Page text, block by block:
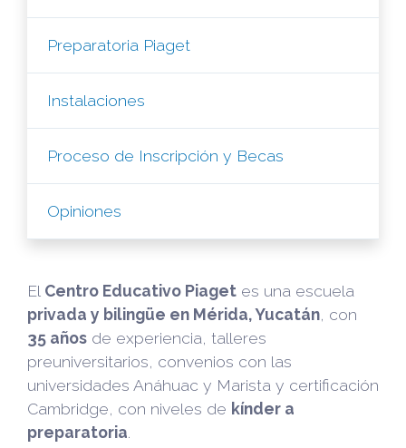
Preparatoria Piaget
Instalaciones
Proceso de Inscripción y Becas
Opiniones
El Centro Educativo Piaget es una escuela
privada y bilingüe en Mérida, Yucatán , con
35 años de experiencia, talleres
preuniversitarios, convenios con las
universidades Anáhuac y Marista y certificación
Cambridge, con niveles de kínder a
preparatoria